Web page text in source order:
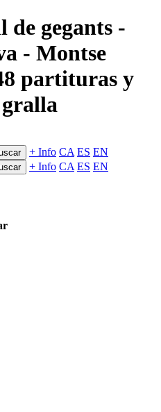
de gegants -
- Montse
partituras y
gralla
+ Info CA ES EN
+ Info CA ES EN